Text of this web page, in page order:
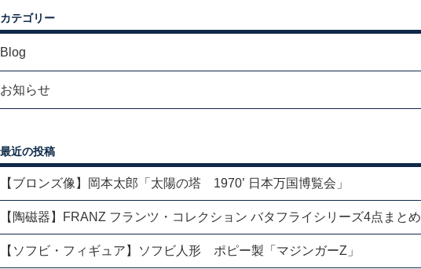
カテゴリー
Blog
お知らせ
最近の投稿
【ブロンズ像】岡本太郎「太陽の塔 1970’ 日本万国博覧会」
【陶磁器】FRANZ フランツ・コレクション バタフライシリーズ4点まとめ
【ソフビ・フィギュア】ソフビ人形 ポピー製「マジンガーZ」